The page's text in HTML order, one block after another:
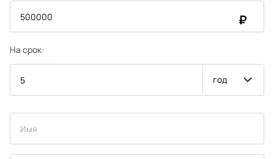
₽
На срок:
год